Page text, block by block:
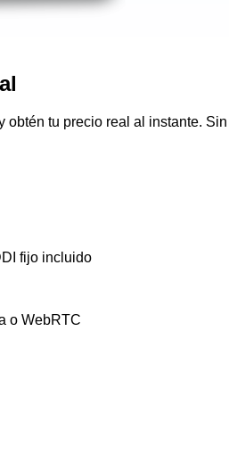
tu precio real al instante.
fijo incluido
o WebRTC